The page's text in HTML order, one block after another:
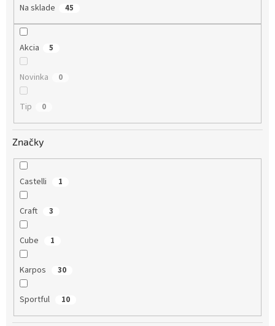
Na sklade 45
Akcia 5
Novinka 0
Tip 0
Značky
Castelli 1
Craft 3
Cube 1
Karpos 30
Sportful 10